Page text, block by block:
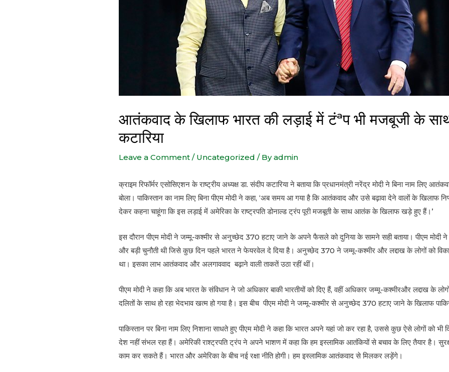
आतंकवाद के खिलाफ भारत की लड़ाई में टंªप भी मजबूजी के
कटारिया
Leave a Comment / Uncategorized / Byadmin
क्राइम रिफॉर्मर एसोसिएशन के राष्ट्रीय अध्यक्ष डा. संदीप कटारिया ने बताया कि प्रधानमंत्री नरेंद्र मोदी ने बिना नाम लिए
बोला। पाकिस्तान का नाम लिए बिना पीएम मोदी ने कहा, ‘अब समय आ गया है कि आतंकवाद और उसे बढ़ावा देने वालों के खिलाफ
देकर कहना चाहूंगा कि इस लड़ाई में अमेरिका के राष्ट्रपति डोनाल्ड ट्रंप पूरी मजबूती के साथ आतंक के खिलाफ खड़े हुए हैं।’
इस दौरान पीएम मोदी ने जम्मू-कश्मीर से अनुच्छेद 370 हटाए जाने के अपने फैसले को दुनिया के सामने सही बताया। पीएम
और बड़ी चुनौती थी जिसे कुछ दिन पहले भारत ने फेयरवेल दे दिया है। अनुच्छेद 370 ने जम्मू-कश्मीर और लद्दाख के लोगों को
था। इसका लाभ आतंकवाद और अलगाववाद बढ़ाने वाली ताकतें उठा रहीं थीं।
पीएम मोदी ने कहा कि अब भारत के संविधान ने जो अधिकार बाकी भारतीयों को दिए हैं, वहीं अधिकार जम्मू-कश्मीरऔर लद्दाख के
दलितों के साथ हो रहा भेदभाव खत्म हो गया है। इस बीच पीएम मोदी ने जम्मू-कश्मीर से अनुच्छेद 370 हटाए जाने के खिलाफ
पाकिस्तान पर बिना नाम लिए निशाना साधते हुए पीएम मोदी ने कहा कि भारत अपने यहां जो कर रहा है, उससे कुछ ऐसे लोगों को
देश नहीं संभल रहा हैं। अमेरिकी राश्ट्रपति ट्रंप ने अपने भाशण में कहा कि हम इस्लामिक आतंकियों से बचाव के लिए तैयार है।
काम कर सकते हैं। भारत और अमेरिका के बीच नई रक्षा नीति होगी। हम इस्लामिक आतंकवाद से मिलकर लड़ेंगे।